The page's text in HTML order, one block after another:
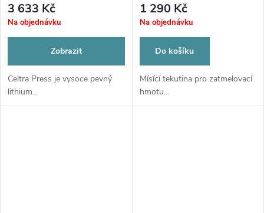
3 633 Kč
Na objednávku
Zobrazit
Celtra Press je vysoce pevný
lithium...
1 290 Kč
Na objednávku
Do košíku
Mísící tekutina pro zatmelovací
hmotu...